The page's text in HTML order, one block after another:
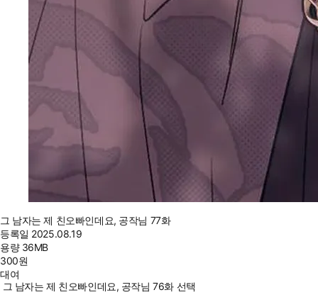
그 남자는 제 친오빠인데요, 공작님 77화
등록일 2025.08.19
용량 36MB
300원
대여
그 남자는 제 친오빠인데요, 공작님 76화 선택